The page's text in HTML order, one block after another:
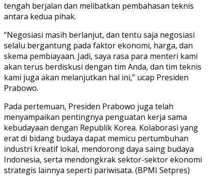
tengah berjalan dan melibatkan pembahasan teknis
antara kedua pihak.
“Negosiasi masih berlanjut, dan tentu saja negosiasi
selalu bergantung pada faktor ekonomi, harga, dan
skema pembiayaan. Jadi, saya rasa para menteri kami
akan terus berdiskusi dengan tim Anda, dan tim teknis
kami juga akan melanjutkan hal ini,” ucap Presiden
Prabowo.
Pada pertemuan, Presiden Prabowo juga telah
menyampaikan pentingnya penguatan kerja sama
kebudayaan dengan Republik Korea. Kolaborasi yang
erat di bidang budaya dapat memicu pertumbuhan
industri kreatif lokal, mendorong daya saing budaya
Indonesia, serta mendongkrak sektor-sektor ekonomi
strategis lainnya seperti pariwisata. (BPMI Setpres)